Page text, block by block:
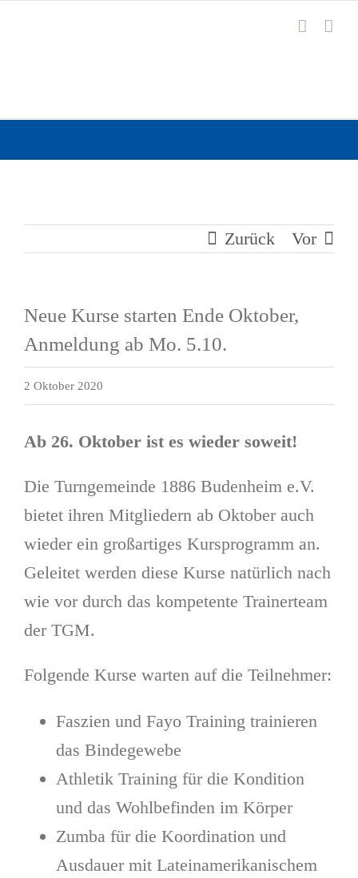
Zurück Vor
Neue Kurse starten Ende Oktober,
Anmeldung ab Mo. 5.10.
2 Oktober 2020
Ab 26. Oktober ist es wieder soweit!
Die Turngemeinde 1886 Budenheim e.V.
bietet ihren Mitgliedern ab Oktober auch
wieder ein großartiges Kursprogramm an.
Geleitet werden diese Kurse natürlich nach
wie vor durch das kompetente Trainerteam
der TGM.
Folgende Kurse warten auf die Teilnehmer:
Faszien und Fayo Training trainieren
das Bindegewebe
Athletik Training für die Kondition
und das Wohlbefinden im Körper
Zumba für die Koordination und
Ausdauer mit Lateinamerikanischem